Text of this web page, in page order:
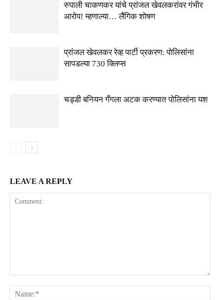
रुपाली चाकणकर यांचे प्रांजल खेवलकरांवर गंभीर
आरोप! म्हणाल्या… लैंगिक शोषण
प्रांजल खेवलकर रेव्ह पार्टी प्रकरण: पोलिसांना
सापडल्या 730 क्लिप्स
चड्डी बनियन गँगला अटक करण्यात पोलिसांना यश
LEAVE A REPLY